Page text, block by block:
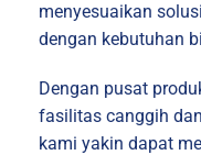
menyesuaikan
dengan kebutuhan
Dengan pusat
fasilitas canggih
kami yakin dapat